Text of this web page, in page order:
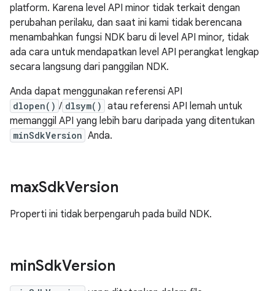
platform. Karena level API minor tidak terkait dengan
perubahan perilaku, dan saat ini kami tidak berencana
menambahkan fungsi NDK baru di level API minor, tidak
ada cara untuk mendapatkan level API perangkat lengkap
secara langsung dari panggilan NDK.
Anda dapat menggunakan referensi API
dlopen() / dlsym() atau referensi API lemah untuk
memanggil API yang lebih baru daripada yang ditentukan
minSdkVersion Anda.
maxSdkVersion
Properti ini tidak berpengaruh pada build NDK.
minSdkVersion